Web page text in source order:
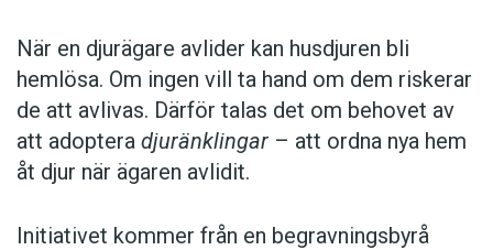
När en djurägare avlider kan husdjuren bli
hemlösa. Om ingen vill ta hand om dem riskerar
de att avlivas. Därför talas det om behovet av
att adoptera djuränklingar – att ordna nya hem
åt djur när ägaren avlidit.
Initiativet kommer från en begravningsbyrå